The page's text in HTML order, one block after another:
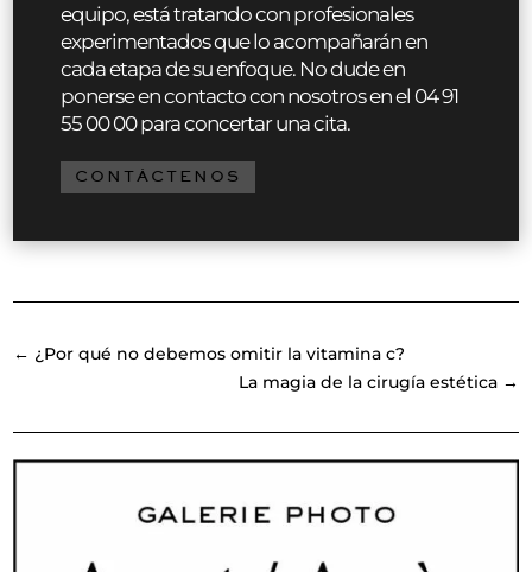
equipo, está tratando con profesionales
experimentados que lo acompañarán en
cada etapa de su enfoque. No dude en
ponerse en contacto con nosotros en el 04 91
55 00 00 para concertar una cita.
CONTÁCTENOS
← ¿Por qué no debemos omitir la vitamina c?
La magia de la cirugía estética→